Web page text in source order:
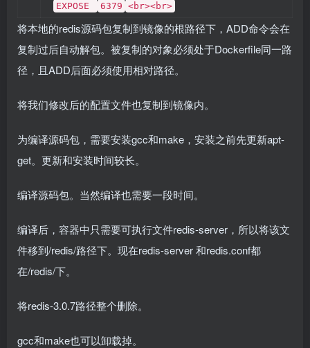
EXPOSE 6379 <br><br>
将本地的redis源码包复制到镜像的根路径下，ADD命令会在
复制过后自动解包。被复制的对象必须处于Dockerfile同一路
径，且ADD后面必须使用相对路径。
将我们修改后的配置文件也复制到镜像内。
为编译源码包，需要安装gcc和make，安装之前先更新apt-
get。更新和安装时间较长。
编译源码包。当然编译也需要一段时间。
编译后，容器中只需要可执行文件redis-server，所以将该文
件移到/redis/路径下。现在redis-server 和redis.conf都
在/redis/下。
将redis-3.0.7路径整个删除。
gcc和make也可以卸载掉。